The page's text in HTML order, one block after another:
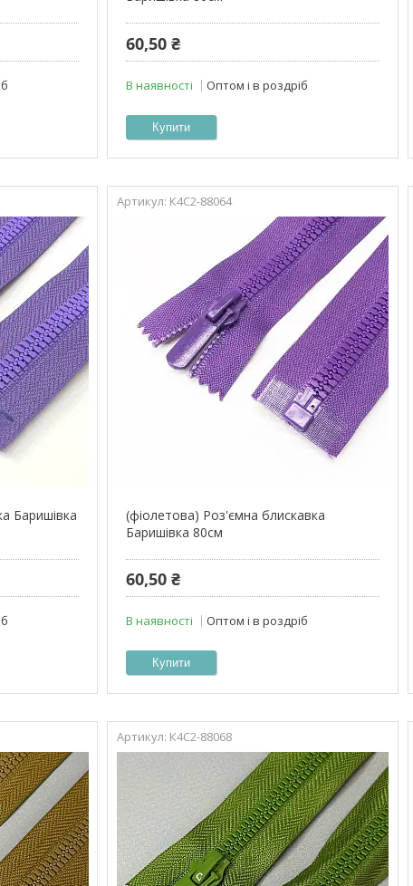
60,50 ₴
В наявності Оптом і в роздріб
Купити
Баришівка
К4С2-88064
(фіолетова) Роз'ємна блискавка
Баришівка 80см
60,50 ₴
В наявності Оптом і в роздріб
Купити
К4С2-88068